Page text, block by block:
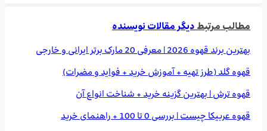
مطالب مرتبطدیگر مقالات نویسنده
بهترین برند قهوه 2026 | معرفی 20 مارک برتر ایرانی و خارجی
قهوه گلد (طرز تهیه + آموزش خرید + فواید و مضرات)
قهوه ترش | بهترین گزینه خرید + شناخت انواع آن
قهوه عربیکا چیست | بررسی 0 تا 100 + راهنمای خرید